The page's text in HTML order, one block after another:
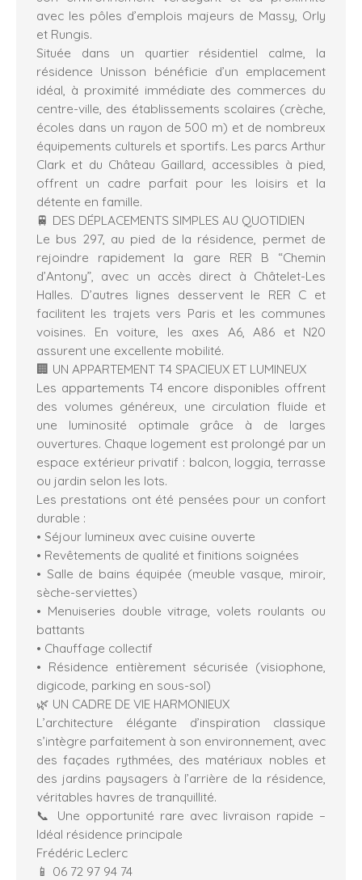
avec les pôles d’emplois majeurs de Massy, Orly
et Rungis.
Située dans un quartier résidentiel calme, la
résidence Unisson bénéficie d’un emplacement
idéal, à proximité immédiate des commerces du
centre-ville, des établissements scolaires (crèche,
écoles dans un rayon de 500 m) et de nombreux
équipements culturels et sportifs. Les parcs Arthur
Clark et du Château Gaillard, accessibles à pied,
offrent un cadre parfait pour les loisirs et la
détente en famille.
🚆 DES DÉPLACEMENTS SIMPLES AU QUOTIDIEN
Le bus 297, au pied de la résidence, permet de
rejoindre rapidement la gare RER B “Chemin
d’Antony”, avec un accès direct à Châtelet-Les
Halles. D’autres lignes desservent le RER C et
facilitent les trajets vers Paris et les communes
voisines. En voiture, les axes A6, A86 et N20
assurent une excellente mobilité.
🏢 UN APPARTEMENT T4 SPACIEUX ET LUMINEUX
Les appartements T4 encore disponibles offrent
des volumes généreux, une circulation fluide et
une luminosité optimale grâce à de larges
ouvertures. Chaque logement est prolongé par un
espace extérieur privatif : balcon, loggia, terrasse
ou jardin selon les lots.
Les prestations ont été pensées pour un confort
durable :
• Séjour lumineux avec cuisine ouverte
• Revêtements de qualité et finitions soignées
• Salle de bains équipée (meuble vasque, miroir,
sèche-serviettes)
• Menuiseries double vitrage, volets roulants ou
battants
• Chauffage collectif
• Résidence entièrement sécurisée (visiophone,
digicode, parking en sous-sol)
🌿 UN CADRE DE VIE HARMONIEUX
L’architecture élégante d’inspiration classique
s’intègre parfaitement à son environnement, avec
des façades rythmées, des matériaux nobles et
des jardins paysagers à l’arrière de la résidence,
véritables havres de tranquillité.
📞 Une opportunité rare avec livraison rapide –
Idéal résidence principale
Frédéric Leclerc
📱 06 72 97 94 74